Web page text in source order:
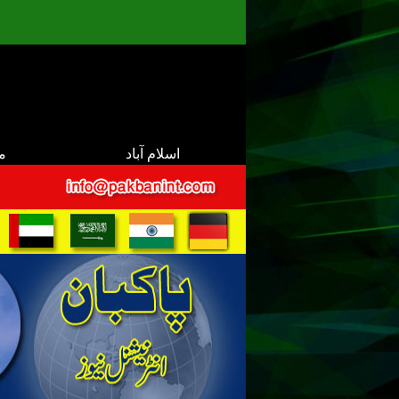
اسلام آباد